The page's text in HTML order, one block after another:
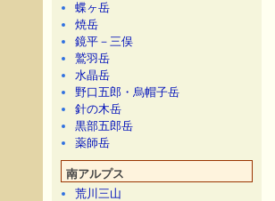
蝶ヶ岳
焼岳
鏡平－三俣
鷲羽岳
水晶岳
野口五郎・烏帽子岳
針の木岳
黒部五郎岳
薬師岳
南アルプス
荒川三山